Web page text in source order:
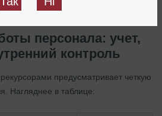
персонала: учет,
контроль
предусматривает четкую
Нагляднее в таблице: